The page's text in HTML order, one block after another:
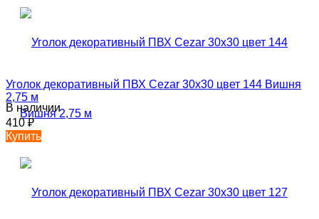
Уголок декоративный ПВХ Cezar 30х30 цвет 144 Вишня
2,75 м
В наличии
410₽
Купить